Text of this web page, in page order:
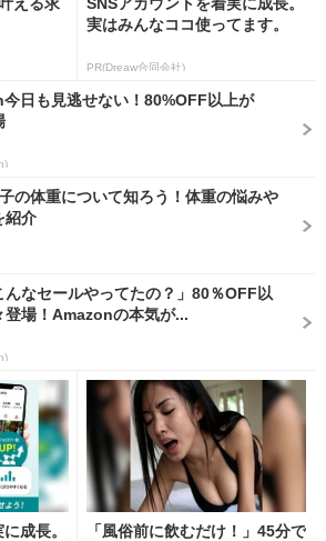
実はみんなココ使ってます。
PR(Dreaw合同会社)
日も見逃せない！80%OFF以上が
の体重について知ろう！体重の悩みや
紹介
んなセールやってたの？」80％OFF以
登場！Amazonの本気が...
成長。
「風俗前に飲むだけ！」45分で